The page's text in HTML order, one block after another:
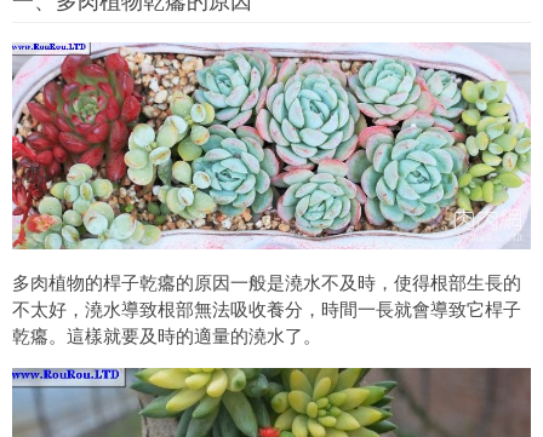
多肉植物的桿子乾癟的原因一般是澆水不及時，使得根部生長的
不太好，澆水導致根部無法吸收養分，時間一長就會導致它桿子
乾癟。這樣就要及時的適量的澆水了。